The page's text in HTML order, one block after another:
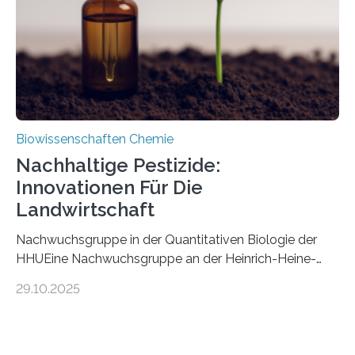
stellt gleichzeitig den ersten Fossilfund einer
Mückenlarve aus dem Mesozoikum dar, denn…
Biowissenschaften Chemie
Nachhaltige Pestizide:
Innovationen Für Die
Landwirtschaft
Nachwuchsgruppe in der Quantitativen Biologie der
HHUEine Nachwuchsgruppe an der Heinrich-Heine-
fünf Jahren erforschen, wie Bakterien auf
29.10.2025